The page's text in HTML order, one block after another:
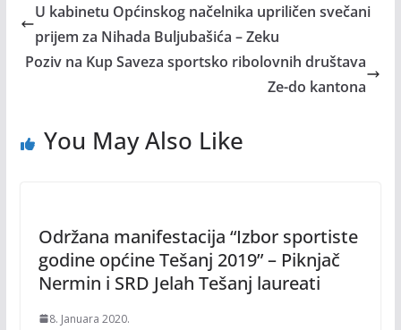
U kabinetu Općinskog načelnika upriličen svečani
prijem za Nihada Buljubašića – Zeku
Poziv na Kup Saveza sportsko ribolovnih društava
Ze-do kantona
You May Also Like
Održana manifestacija “Izbor sportiste
godine općine Tešanj 2019” – Piknjač
Nermin i SRD Jelah Tešanj laureati
8. Januara 2020.